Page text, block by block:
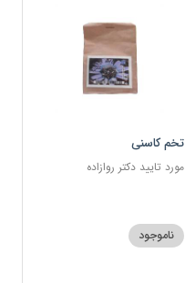
تخم کاسنی
مورد تایید دکتر روازاده
ناموجود